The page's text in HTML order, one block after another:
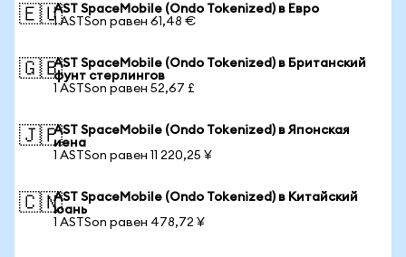
🇪🇺AST SpaceMobile (Ondo Tokenized) в Евро
1 ASTSon равен 61,48 €
🇬🇧AST SpaceMobile (Ondo Tokenized) в Британский
фунт стерлингов
1 ASTSon равен 52,67 £
🇯🇵AST SpaceMobile (Ondo Tokenized) в Японская
иена
1 ASTSon равен 11 220,25 ¥
🇨🇳AST SpaceMobile (Ondo Tokenized) в Китайский
юань
1 ASTSon равен 478,72 ¥